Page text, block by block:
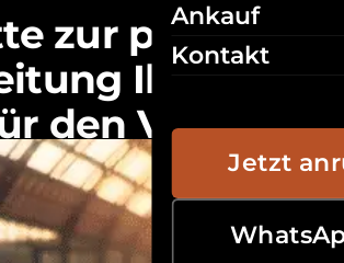
Ankauf
Kontakt
Jetzt
zur perfekten
Ihres
den Verkauf in